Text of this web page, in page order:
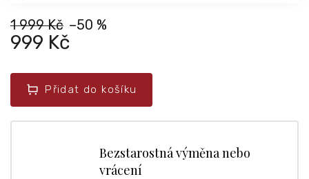
1 999 Kč –50 %
999 Kč
Přidat do košíku
Bezstarostná výměna nebo
vrácení